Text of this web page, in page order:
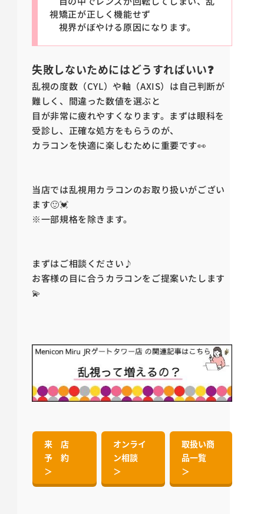
視矯正が正しく機能せず
視界がぼやける原因になります。
失敗しないためにはどうすればいい❓
乱視の度数（CYL）や軸（AXIS）は自己判断が
難しく、間違った数値を選ぶと
目が非常に疲れやすくなります。まずは眼科を
受診し、正確な処方をもらうのが、
カラコンを快適に楽しむために重要です👀
当店では乱視用カラコンのお取り扱いがござい
ます🙂💓
※一部規格を除きます。
まずはご相談ください♪
お客様の目に合うカラコンをご提案いたします
💫
来 店
予 約
＞
オンライ
ン相談
＞
取扱い商
品一覧
＞